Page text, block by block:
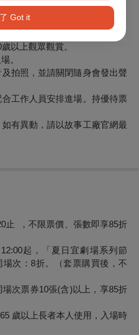
Got it
。
以上觀眾觀賞。
。
拍照，並請關閉隨身會發出聲
工作人員安排進場。持優待票
有異動，請以故事工廠官網最
止
，不限票價、張數即享85折
起，「 夏日宜劇場系列節
場次：8折。（套票購買後，不
次票券10張(含)以上，享85折
歲以上長者本人使用，入場時